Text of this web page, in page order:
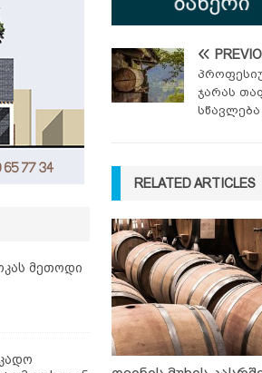
ჯარას
სწავლება
RELATED ARTICLES
მეთოდი